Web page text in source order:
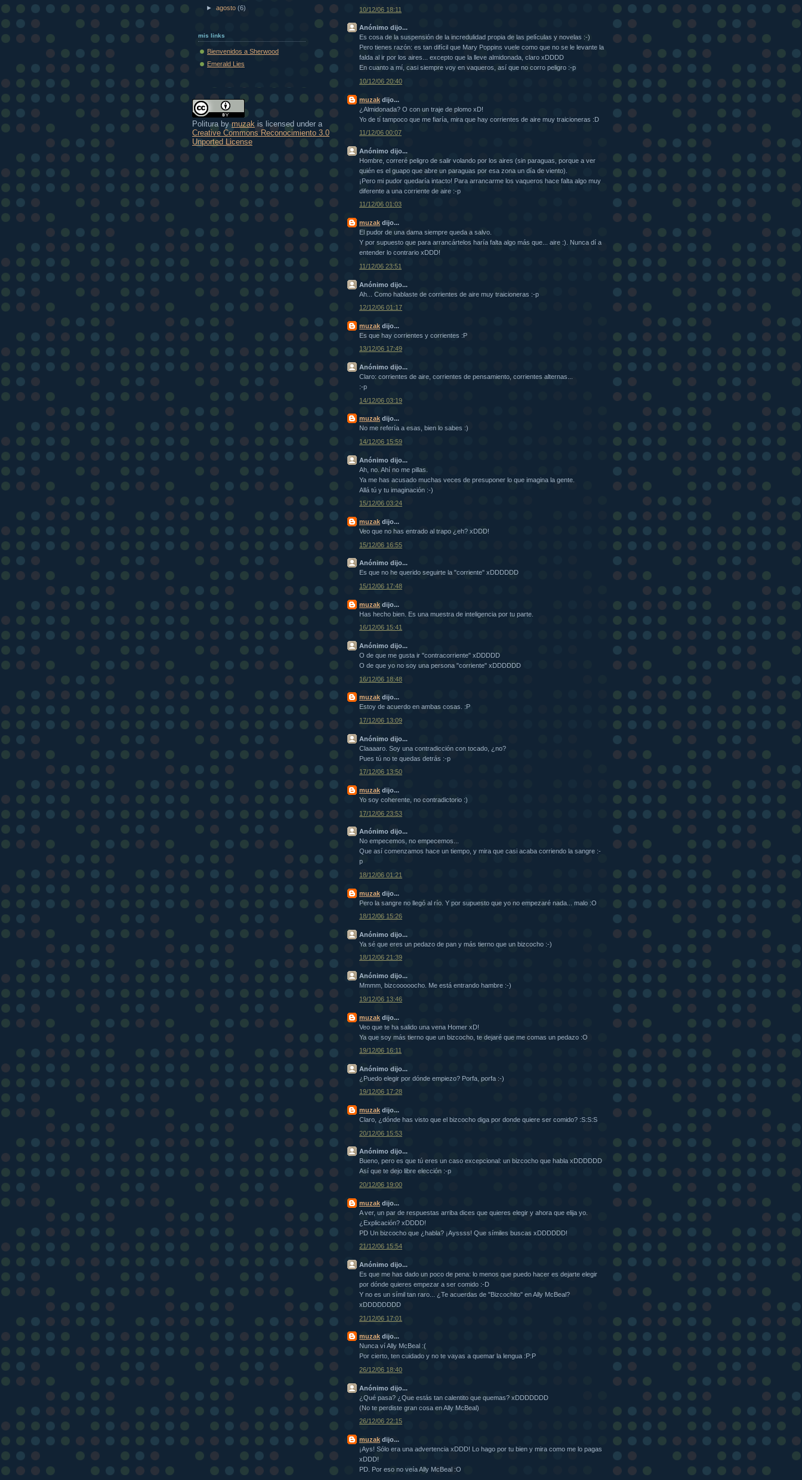
10/12/06 18:11
Anónimo dijo...
Es cosa de la suspensión de la incredulidad propia de las películas y novelas :-)
Pero tienes razón: es tan difícil que Mary Poppins vuele como que no se le levante la
falda al ir por los aires... excepto que la lleve almidonada, claro xDDDD
En cuanto a mí, casi siempre voy en vaqueros, así que no corro peligro :-p
10/12/06 20:40
muzak dijo...
¿Almidonada? O con un traje de plomo xD!
Yo de tí tampoco que me fiaría, mira que hay corrientes de aire muy traicioneras :D
11/12/06 00:07
Anónimo dijo...
Hombre, correré peligro de salir volando por los aires (sin paraguas, porque a ver
quién es el guapo que abre un paraguas por esa zona un día de viento).
¡Pero mi pudor quedaría intacto! Para arrancarme los vaqueros hace falta algo muy
diferente a una corriente de aire :-p
11/12/06 01:03
muzak dijo...
El pudor de una dama siempre queda a salvo.
Y por supuesto que para arrancártelos haría falta algo más que... aire :). Nunca dí a
entender lo contrario xDDD!
11/12/06 23:51
Anónimo dijo...
Ah... Como hablaste de corrientes de aire muy traicioneras :-p
12/12/06 01:17
muzak dijo...
Es que hay corrientes y corrientes :P
13/12/06 17:49
Anónimo dijo...
Claro: corrientes de aire, corrientes de pensamiento, corrientes alternas...
:-p
14/12/06 03:19
muzak dijo...
No me refería a esas, bien lo sabes :)
14/12/06 15:59
Anónimo dijo...
Ah, no. Ahí no me pillas.
Ya me has acusado muchas veces de presuponer lo que imagina la gente.
Allá tú y tu imaginación :-)
15/12/06 03:24
muzak dijo...
Veo que no has entrado al trapo ¿eh? xDDD!
15/12/06 16:55
Anónimo dijo...
Es que no he querido seguirte la "corriente" xDDDDDD
15/12/06 17:48
muzak dijo...
Has hecho bien. Es una muestra de inteligencia por tu parte.
16/12/06 15:41
Anónimo dijo...
O de que me gusta ir "contracorriente" xDDDDD
O de que yo no soy una persona "corriente" xDDDDDD
16/12/06 18:48
muzak dijo...
Estoy de acuerdo en ambas cosas. :P
17/12/06 13:09
Anónimo dijo...
Claaaaro. Soy una contradicción con tocado, ¿no?
Pues tú no te quedas detrás :-p
17/12/06 13:50
muzak dijo...
Yo soy coherente, no contradictorio :)
17/12/06 23:53
Anónimo dijo...
No empecemos, no empecemos...
Que así comenzamos hace un tiempo, y mira que casi acaba corriendo la sangre :-
p
18/12/06 01:21
muzak dijo...
Pero la sangre no llegó al río. Y por supuesto que yo no empezaré nada... malo :O
18/12/06 15:26
Anónimo dijo...
Ya sé que eres un pedazo de pan y más tierno que un bizcocho :-)
18/12/06 21:39
Anónimo dijo...
Mmmm, bizcooooocho. Me está entrando hambre :-)
19/12/06 13:46
muzak dijo...
Veo que te ha salido una vena Homer xD!
Ya que soy más tierno que un bizcocho, te dejaré que me comas un pedazo :O
19/12/06 16:11
Anónimo dijo...
¿Puedo elegir por dónde empiezo? Porfa, porfa :-)
19/12/06 17:28
muzak dijo...
Claro, ¿dónde has visto que el bizcocho diga por donde quiere ser comido? :S:S:S
20/12/06 15:53
Anónimo dijo...
Bueno, pero es que tú eres un caso excepcional: un bizcocho que habla xDDDDDD
Así que te dejo libre elección :-p
20/12/06 19:00
muzak dijo...
A ver, un par de respuestas arriba dices que quieres elegir y ahora que elija yo.
¿Explicación? xDDDD!
PD Un bizcocho que ¿habla? ¡Ayssss! Que símiles buscas xDDDDDD!
21/12/06 15:54
Anónimo dijo...
Es que me has dado un poco de pena: lo menos que puedo hacer es dejarte elegir
por dónde quieres empezar a ser comido :-D
Y no es un símil tan raro... ¿Te acuerdas de "Bizcochito" en Ally McBeal?
xDDDDDDDD
21/12/06 17:01
muzak dijo...
Nunca ví Ally McBeal :(
Por cierto, ten cuidado y no te vayas a quemar la lengua :P:P
26/12/06 18:40
Anónimo dijo...
¿Qué pasa? ¿Que estás tan calentito que quemas? xDDDDDDD
(No te perdiste gran cosa en Ally McBeal)
26/12/06 22:15
muzak dijo...
¡Ays! Sólo era una advertencia xDDD! Lo hago por tu bien y mira como me lo pagas
xDDD!
PD. Por eso no veía Ally McBeal :O
►agosto(6)
mis links
Bienvenidos a Sherwood
Emerald Lies
Polituraby muzakis licensed under a
Creative Commons Reconocimiento 3.0
Unported License